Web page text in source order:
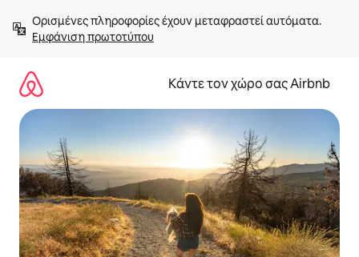
στο
περιεχόμενοΕμφάνιση πρωτοτύπου
Κάντε τον χώρο σας Airbnb